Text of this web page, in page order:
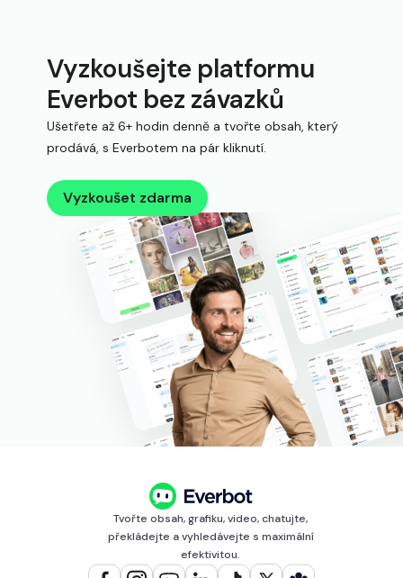
Vyzkoušejte platformu
Everbot bez závazků
Ušetřete až 6+ hodin denně a tvořte obsah, který
prodává, s Everbotem na pár kliknutí.
Vyzkoušet zdarma
Tvořte obsah, grafiku, video, chatujte,
překládejte a vyhledávejte s maximální
efektivitou.